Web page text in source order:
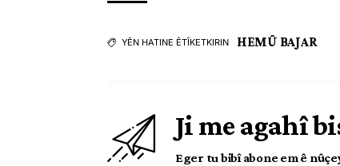
YÊN HATINE ÊTÎKETKIRIN HEMÛ BAJAR
Ji me agahî
Eger tu bibî abone em ê